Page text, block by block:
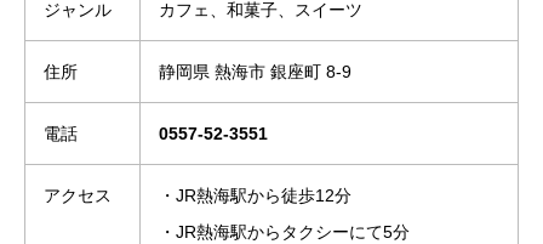
ジャンル カフェ、和菓子、スイーツ
住所 静岡県 熱海市 銀座町 8-9
電話 0557-52-3551
アクセス
・JR熱海駅から徒歩12分
・JR熱海駅からタクシーにて5分